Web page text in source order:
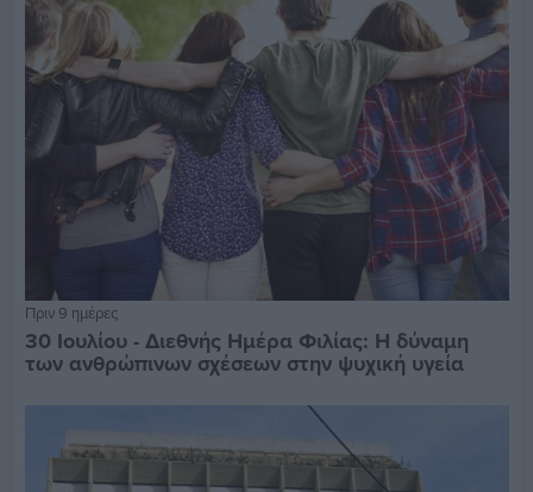
Πριν 9 ημέρες
30 Ιουλίου - Διεθνής Ημέρα Φιλίας: Η δύναμη
των ανθρώπινων σχέσεων στην ψυχική υγεία